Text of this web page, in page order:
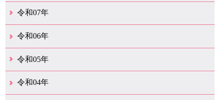
令和07年
12月（50）
11月（42）
10月（31）
9月（35）
8月（26）
7月（25）
6月（35）
5月（26）
4月（35）
3月（32）
2月（35）
1月（24）
令和06年
12月（46）
11月（38）
10月（32）
9月（29）
8月（36）
7月（30）
6月（33）
5月（29）
4月（45）
3月（50）
2月（21）
1月（75）
令和05年
12月（36）
11月（31）
10月（30）
9月（30）
8月（26）
7月（29）
6月（19）
5月（28）
4月（28）
3月（38）
2月（21）
1月（22）
令和04年